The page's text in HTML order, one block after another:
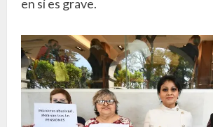
en sí es grave.